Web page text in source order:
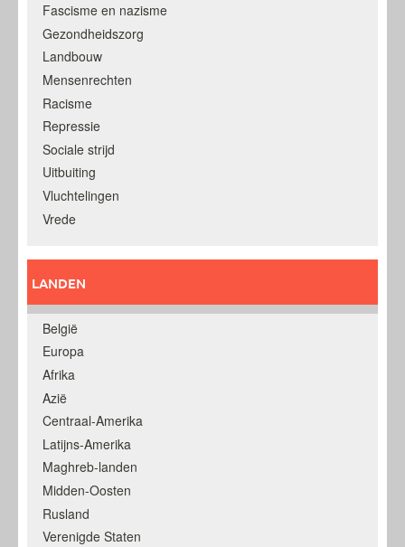
Fascisme en nazisme
Gezondheidszorg
Landbouw
Mensenrechten
Racisme
Repressie
Sociale strijd
Uitbuiting
Vluchtelingen
Vrede
LANDEN
België
Europa
Afrika
Azië
Centraal-Amerika
Latijns-Amerika
Maghreb-landen
Midden-Oosten
Rusland
Verenigde Staten